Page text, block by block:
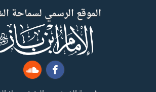
الموقع الرسمي لسماحة